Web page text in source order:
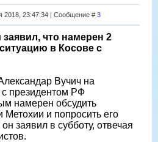
2018, 23:47:34 | Сообщение # 3
что намерен 2
в Косове с
Вучич на
президентом РФ
намерен обсудить
Метохии и попросить его
заявил в субботу, отвечая